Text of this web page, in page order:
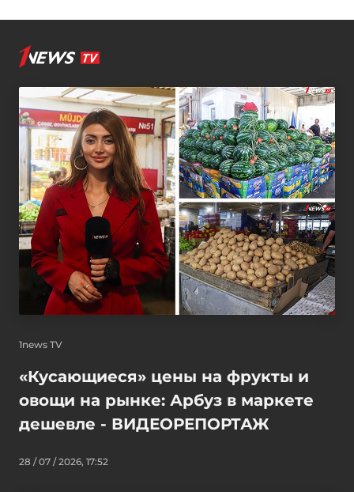
1news TV
«Кусающиеся» цены на фрукты и
овощи на рынке: Арбуз в маркете
дешевле - ВИДЕОРЕПОРТАЖ
28 / 07 / 2026, 17:52